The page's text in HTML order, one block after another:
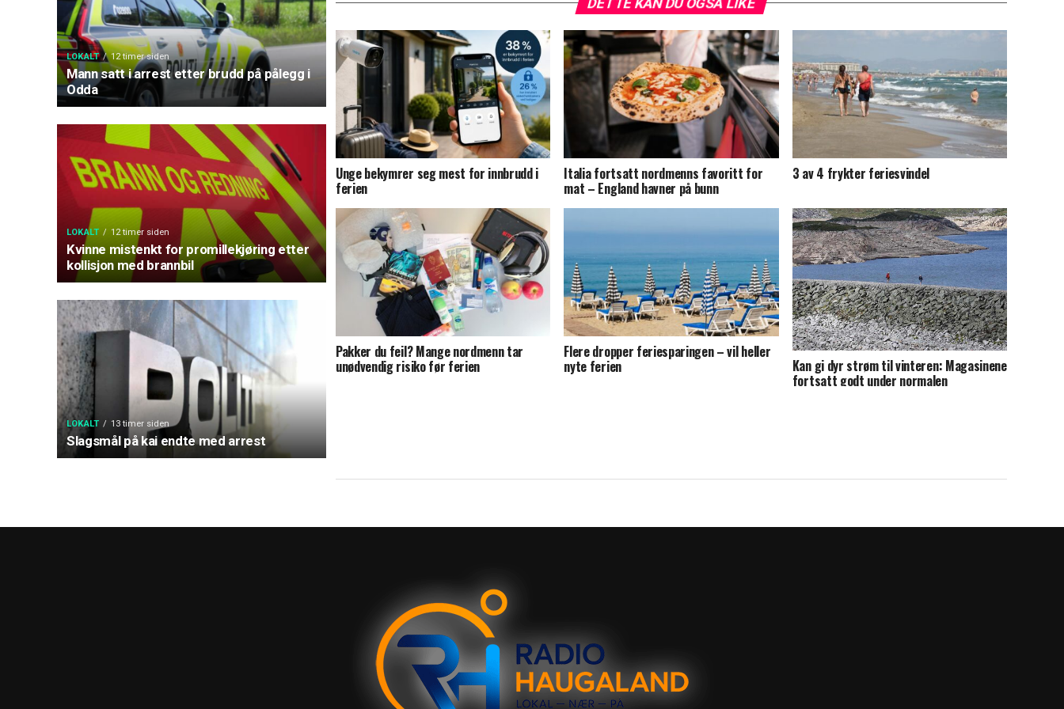
LOKALT 12 timer siden
Mann satt i arrest etter brudd på pålegg i
Odda
LOKALT 12 timer siden
Kvinne mistenkt for promillekjøring etter
kollisjon med brannbil
LOKALT 13 timer siden
Slagsmål på kai endte med arrest
Unge bekymrer seg mest for innbrudd i
ferien
Italia fortsatt nordmenns favoritt for
mat – England havner på bunn
3 av 4 frykter feriesvindel
Pakker du feil? Mange nordmenn tar
unødvendig risiko før ferien
Flere dropper feriesparingen – vil heller
nyte ferien Kan gi dyr strøm til vinteren: Magasinene
fortsatt godt under normalen